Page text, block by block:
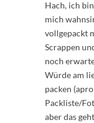
Hach, ich
mich
vollgepackt
Scrappen
noch
Würde am
packen
Packliste/
aber das